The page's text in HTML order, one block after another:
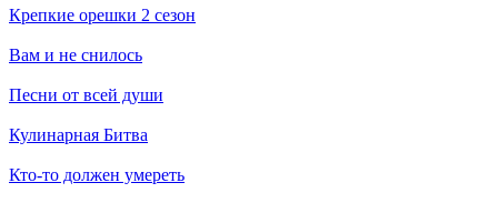
Крепкие орешки 2 сезон
Вам и не снилось
Песни от всей души
Кулинарная Битва
Кто-то должен умереть